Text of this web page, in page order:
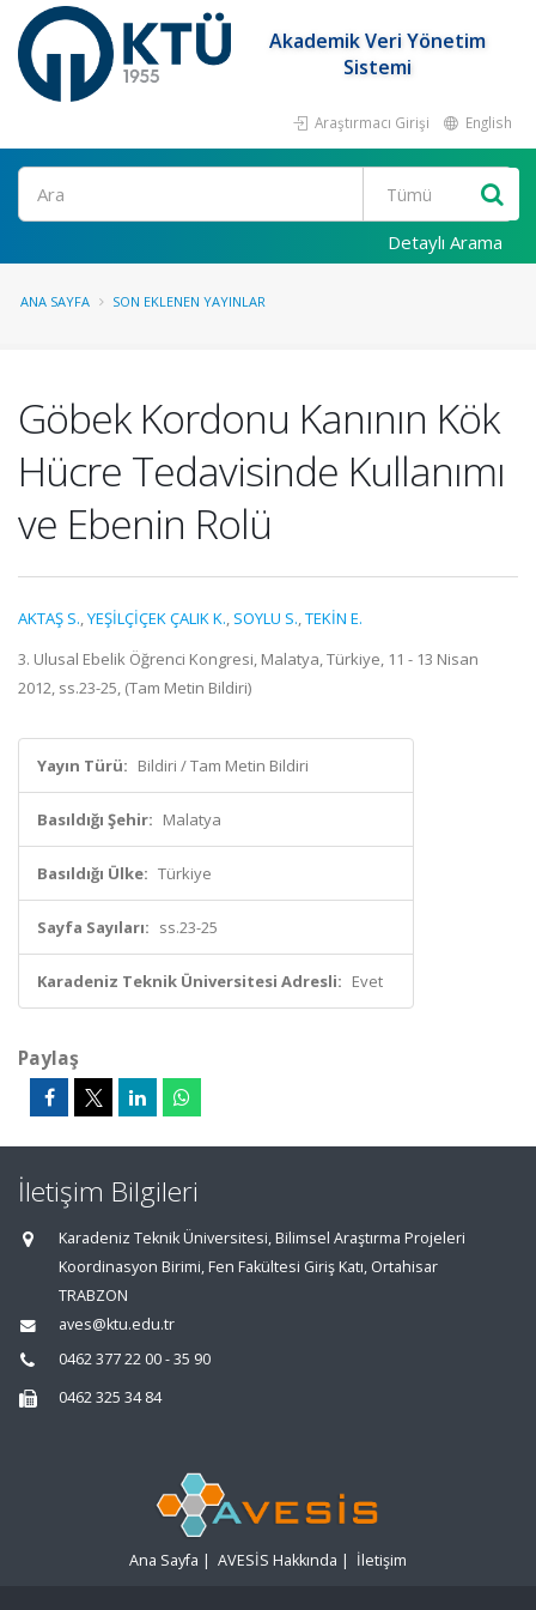
Akademik Veri Yönetim
Sistemi
Araştırmacı Girişi English
Ara
Detaylı Arama
ANA SAYFA SON EKLENEN YAYINLAR
Göbek Kordonu Kanının Kök
Hücre Tedavisinde Kullanımı
ve Ebenin Rolü
AKTAŞ S.,YEŞİLÇİÇEK ÇALIK K., SOYLU S.,TEKİN E.
3. Ulusal Ebelik Öğrenci Kongresi, Malatya, Türkiye, 11 - 13 Nisan
2012, ss.23-25, (Tam Metin Bildiri)
Yayın Türü: Bildiri / Tam Metin Bildiri
Basıldığı Şehir: Malatya
Basıldığı Ülke: Türkiye
Sayfa Sayıları: ss.23-25
Karadeniz Teknik Üniversitesi Adresli: Evet
Paylaş
İletişim Bilgileri
Karadeniz Teknik Üniversitesi, Bilimsel Araştırma Projeleri
Koordinasyon Birimi, Fen Fakültesi Giriş Katı, Ortahisar
TRABZON
aves@ktu.edu.tr
0462 377 22 00 - 35 90
0462 325 34 84
Ana Sayfa | AVESİS Hakkında | İletişim